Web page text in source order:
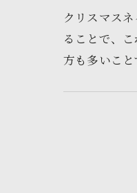
クリスマス
ることで、
方も多いこ